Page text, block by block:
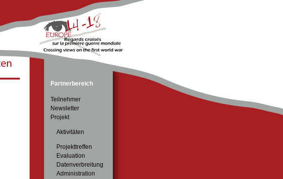
Partnerbereich
Teilnehmer
Newsletter
Projekt
Aktivitäten
Projekttreffen
Evaluation
Datenverbreitung
Administration